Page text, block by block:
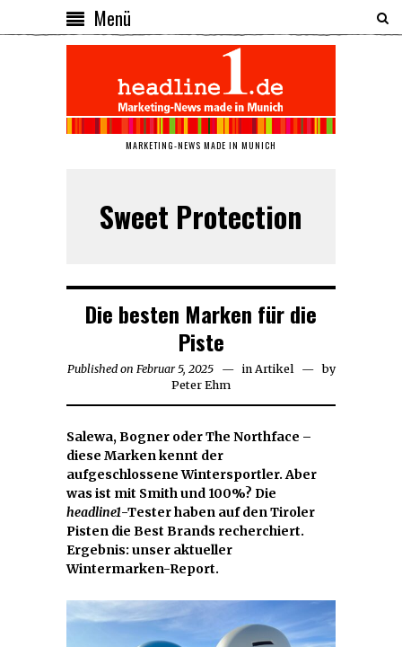
Menü
MARKETING-NEWS MADE IN MUNICH
Sweet Protection
Die besten Marken für die
Piste
Published on Februar 5, 2025Februar
5,
2025
in Artikel
by
Peter Ehm
Salewa, Bogner oder The Northface –
diese Marken kennt der
aufgeschlossene Wintersportler. Aber
was ist mit Smith und 100%? Die
headline1-Tester haben auf den Tiroler
Pisten die Best Brands recherchiert.
Ergebnis: unser aktueller
Wintermarken-Report.